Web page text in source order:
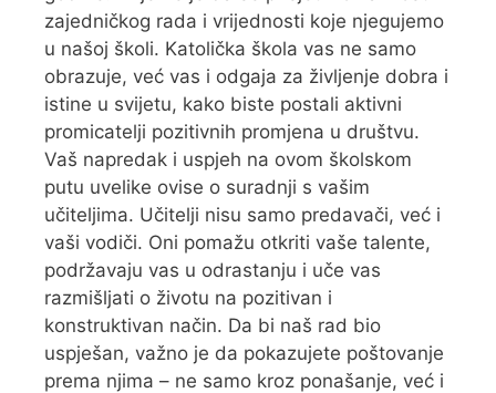
zajedničkog rada i vrijednosti koje njegujemo
u našoj školi. Katolička škola vas ne samo
obrazuje, već vas i odgaja za življenje dobra i
istine u svijetu, kako biste postali aktivni
promicatelji pozitivnih promjena u društvu.
Vaš napredak i uspjeh na ovom školskom
putu uvelike ovise o suradnji s vašim
učiteljima. Učitelji nisu samo predavači, već i
vaši vodiči. Oni pomažu otkriti vaše talente,
podržavaju vas u odrastanju i uče vas
razmišljati o životu na pozitivan i
konstruktivan način. Da bi naš rad bio
uspješan, važno je da pokazujete poštovanje
prema njima – ne samo kroz ponašanje, već i